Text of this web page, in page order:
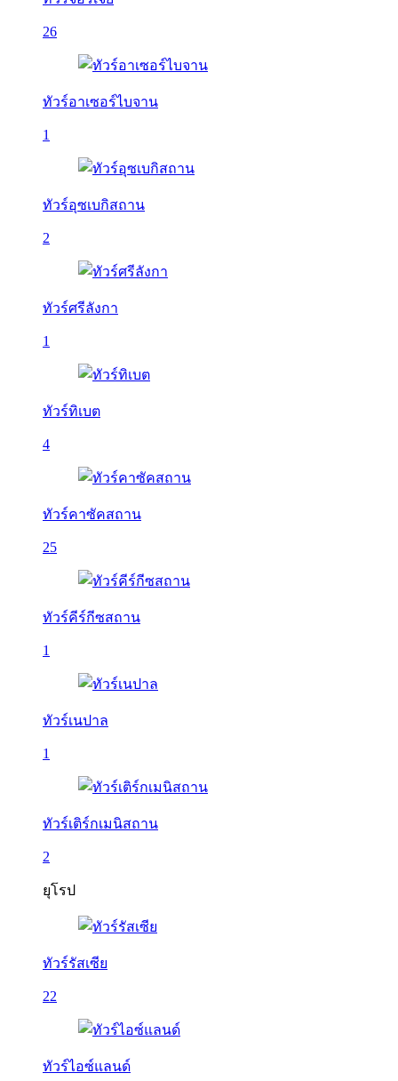
26
ทัวร์อาเซอร์ไบจาน
1
ทัวร์อุซเบกิสถาน
2
ทัวร์ศรีลังกา
1
ทัวร์ทิเบต
4
ทัวร์คาซัคสถาน
25
ทัวร์คีร์กีซสถาน
1
ทัวร์เนปาล
1
ทัวร์เติร์กเมนิสถาน
2
ยุโรป
ทัวร์รัสเซีย
22
ทัวร์ไอซ์แลนด์